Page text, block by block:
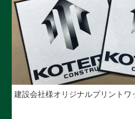
建設会社様オリジナルプリントワ